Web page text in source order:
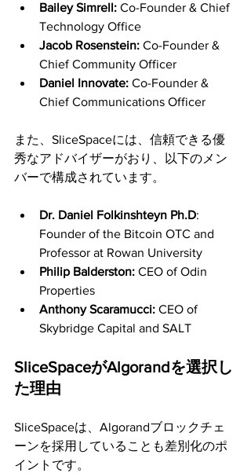
Bailey Simrell: Co-Founder & Chief
Technology Office
Jacob Rosenstein: Co-Founder &
Chief Community Officer
Daniel Innovate: Co-Founder &
Chief Communications Officer
また、SliceSpaceには、信頼できる優
秀なアドバイザーがおり、以下のメン
バーで構成されています。
Dr. Daniel Folkinshteyn Ph.D:
Founder of the Bitcoin OTC and
Professor at Rowan University
Philip Balderston: CEO of Odin
Properties
Anthony Scaramucci: CEO of
Skybridge Capital and SALT
SliceSpaceがAlgorandを選択し
た理由
SliceSpaceは、Algorandブロックチェ
ーンを採用していることも差別化のポ
イントです。